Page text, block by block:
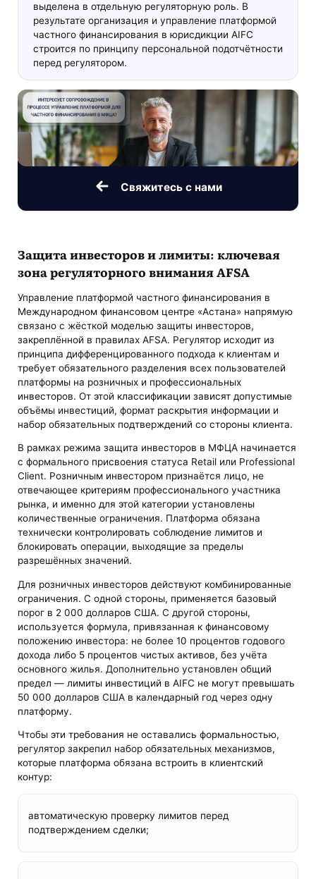
выделена в отдельную регуляторную роль. В
результате организация и управление платформой
частного финансирования в юрисдикции AIFC
строится по принципу персональной подотчётности
перед регулятором.
Свяжитесь с нами
Защита инвесторов и лимиты: ключевая
зона регуляторного внимания AFSA
Управление платформой частного финансирования в
Международном финансовом центре «Астана» напрямую
связано с жёсткой моделью защиты инвесторов,
закреплённой в правилах AFSA. Регулятор исходит из
принципа дифференцированного подхода к клиентам и
требует обязательного разделения всех пользователей
платформы на розничных и профессиональных
инвесторов. От этой классификации зависят допустимые
объёмы инвестиций, формат раскрытия информации и
набор обязательных подтверждений со стороны клиента.
В рамках режима защита инвесторов в МФЦА начинается
с формального присвоения статуса Retail или Professional
Client. Розничным инвестором признаётся лицо, не
отвечающее критериям профессионального участника
рынка, и именно для этой категории установлены
количественные ограничения. Платформа обязана
технически контролировать соблюдение лимитов и
блокировать операции, выходящие за пределы
разрешённых значений.
Для розничных инвесторов действуют комбинированные
ограничения. С одной стороны, применяется базовый
порог в 2 000 долларов США. С другой стороны,
используется формула, привязанная к финансовому
положению инвестора: не более 10 процентов годового
дохода либо 5 процентов чистых активов, без учёта
основного жилья. Дополнительно установлен общий
предел — лимиты инвестиций в AIFC не могут превышать
50 000 долларов США в календарный год через одну
платформу.
Чтобы эти требования не оставались формальностью,
регулятор закрепил набор обязательных механизмов,
которые платформа обязана встроить в клиентский
контур:
автоматическую проверку лимитов перед
подтверждением сделки;